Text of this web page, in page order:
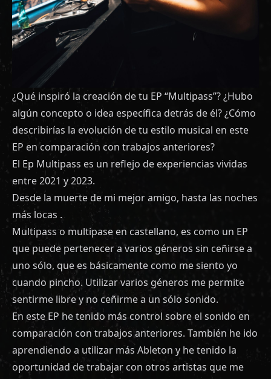
¿Qué inspiró la creación de tu EP “Multipass”? ¿Hubo
algún concepto o idea específica detrás de él? ¿Cómo
describirías la evolución de tu estilo musical en este
EP en comparación con trabajos anteriores?
El Ep Multipass es un reflejo de experiencias vividas
entre 2021 y 2023.
Desde la muerte de mi mejor amigo, hasta las noches
más locas .
Multipass o multipase en castellano, es como un EP
que puede pertenecer a varios géneros sin ceñirse a
uno sólo, que es básicamente como me siento yo
cuando pincho. Utilizar varios géneros me permite
sentirme libre y no ceñirme a un sólo sonido.
En este EP he tenido más control sobre el sonido en
comparación con trabajos anteriores. También he ido
aprendiendo a utilizar más Ableton y he tenido la
oportunidad de trabajar con otros artistas que me